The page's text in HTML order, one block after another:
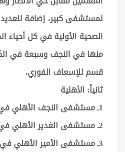
لمستشفى كبير، إضافة
الصحية الأولية في كل أحياء
منها في النجف وسبعة في
قسم للإسعاف الفوري.
ثانياً: الأهلية
1ـ مستشفى النجف الأهلي في شارع (نجف ـ كوفة).
2ـ مستشفى الغدير الأهلي في شارع (نجف ـ كوفة).
3ـ مستشفى الأمير الأهلي